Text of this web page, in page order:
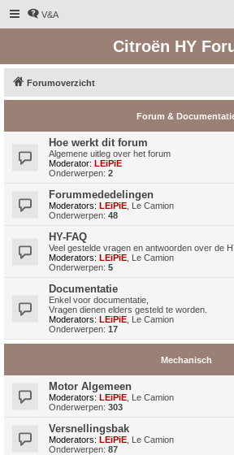
V&A
Citroën HY
Forumoverzicht
Forum &
Hoe werkt dit forum
Algemene uitleg over het forum
Moderator: LEiPiE
Onderwerpen: 2
Forummededelingen
Moderators: LEiPiE Le Camion
Onderwerpen: 48
HY-FAQ
Veel gestelde vragen en antwoorden over de
Moderators: LEiPiE Le Camion
Onderwerpen: 5
Documentatie
Enkel voor documentatie,
Vragen dienen elders gesteld te worden.
Moderators: LEiPiE Le Camion
Onderwerpen: 17
Mechanisch
Motor Algemeen
Moderators: LEiPiE Le Camion
Onderwerpen: 303
Versnellingsbak
Moderators: LEiPiE Le Camion
Onderwerpen: 87